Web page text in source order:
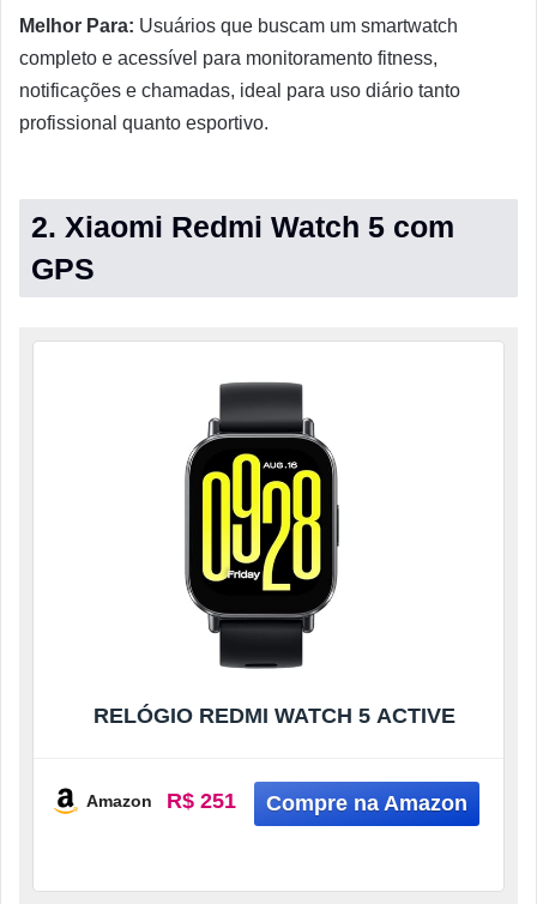
Melhor Para: Usuários que buscam um smartwatch
completo e acessível para monitoramento fitness,
notificações e chamadas, ideal para uso diário tanto
profissional quanto esportivo.
2. Xiaomi Redmi Watch 5 com
GPS
RELÓGIO REDMI WATCH 5 ACTIVE
Amazon R$ 251